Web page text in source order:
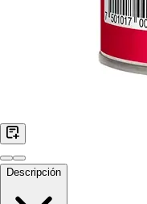
Descripción